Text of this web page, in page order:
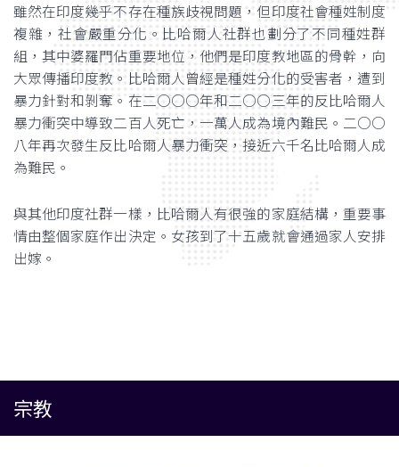
雖然在印度幾乎不存在種族歧視問題，但印度社會種姓制度
複雜，社會嚴重分化。比哈爾人社群也劃分了不同種姓群
組，其中婆羅門佔重要地位，他們是印度教地區的骨幹，向
大眾傳播印度教。比哈爾人曾經是種姓分化的受害者，遭到
暴力針對和剝奪。在二○○○年和二○○三年的反比哈爾人
暴力衝突中導致二百人死亡，一萬人成為境內難民。二○○
八年再次發生反比哈爾人暴力衝突，接近六千名比哈爾人成
為難民。
與其他印度社群一樣，比哈爾人有很強的家庭結構，重要事
情由整個家庭作出決定。女孩到了十五歲就會通過家人安排
出嫁。
宗教